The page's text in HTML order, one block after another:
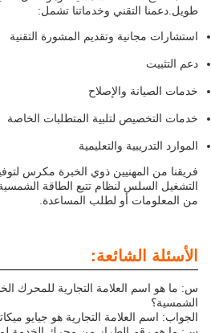
طويل.دعمنا التقني وخدماتنا تشمل:
استشارات مجانية وتقديم المشورة التقنية
دعم التثبيت
خدمات الصيانة والإصلاح
خدمات التخصيص لتلبية المتطلبات الخاصة
الموارد التدريبية والتعليمية
فريقنا من المهنيين ذوي الخبرة مكرس
التشغيل السلس لنظام تتبع الطاقة
من المعلومات أو لطلب المساعدة.
الأسئلة الشائعة:
س: ما هو اسم العلامة التجارية للمحرك
الشمسية؟
الجواب: اسم العلامة التجارية هو جيايو